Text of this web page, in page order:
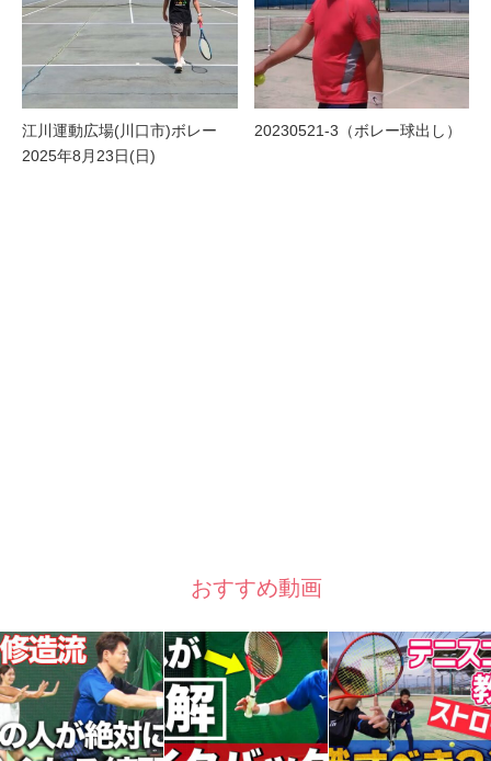
江川運動広場(川口市)ボレー
2025年8月23日(日)
20230521-3（ボレー球出し）
おすすめ動画